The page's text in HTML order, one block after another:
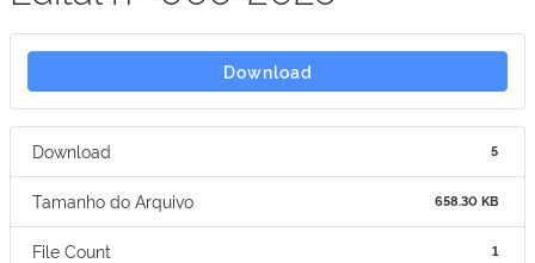
Download
Download 5
Tamanho do Arquivo 658.30 KB
File Count 1